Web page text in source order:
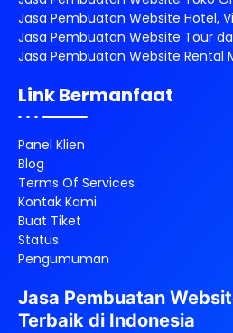
Jasa Pembuatan Website Hotel,
Jasa Pembuatan Website Tour
Jasa Pembuatan Website Rental
Link Bermanfaat
Panel Klien
Blog
Terms Of Services
Kontak Kami
Buat Tiket
Status
Pengumuman
Jasa Pembuatan
Terbaik di Indonesia